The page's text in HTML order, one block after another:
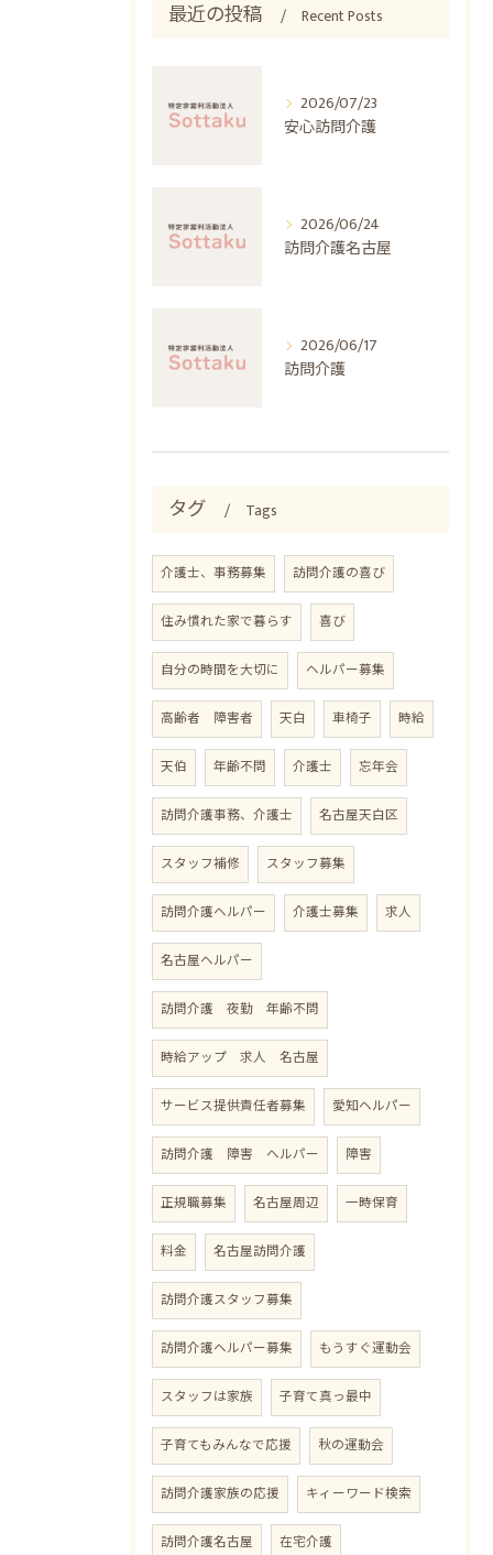
最近の投稿 Recent Posts
2026/07/23
安心訪問介護
2026/06/24
訪問介護名古屋
2026/06/17
訪問介護
タグ Tags
介護士、事務募集 訪問介護の喜び
住み慣れた家で暮らす 喜び
自分の時間を大切に ヘルパー募集
高齢者 障害者 天白 車椅子 時給
天伯 年齢不問 介護士 忘年会
訪問介護事務、介護士 名古屋天白区
スタッフ補修 スタッフ募集
訪問介護ヘルパー 介護士募集 求人
名古屋ヘルパー
訪問介護 夜勤 年齢不問
時給アップ 求人 名古屋
サービス提供責任者募集 愛知ヘルパー
訪問介護 障害 ヘルパー 障害
正規職募集 名古屋周辺 一時保育
料金 名古屋訪問介護
訪問介護スタッフ募集
訪問介護ヘルパー募集 もうすぐ運動会
スタッフは家族 子育て真っ最中
子育てもみんなで応援 秋の運動会
訪問介護家族の応援 キィーワード検索
訪問介護名古屋 在宅介護